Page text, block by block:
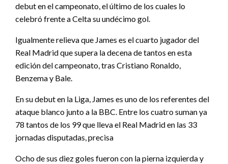
debut en el campeonato, el último de los cuales lo
celebró frente a Celta su undécimo gol.
Igualmente relieva que James es el cuarto jugador del
Real Madrid que supera la decena de tantos en esta
edición del campeonato, tras Cristiano Ronaldo,
Benzema y Bale.
En su debut en la Liga, James es uno de los referentes del
ataque blanco junto a la BBC. Entre los cuatro suman ya
78 tantos de los 99 que lleva el Real Madrid en las 33
jornadas disputadas, precisa
Ocho de sus diez goles fueron con la pierna izquierda y